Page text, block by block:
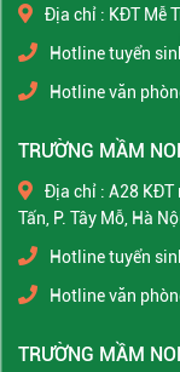
Địa chỉ : KĐT Mễ
Hotline tuyển
Hotline văn
TRƯỜNG MẦM
Địa chỉ : A28 KĐT
Tấn, P. Tây Mỗ, Hà
Hotline tuyển
Hotline văn
TRƯỜNG MẦM